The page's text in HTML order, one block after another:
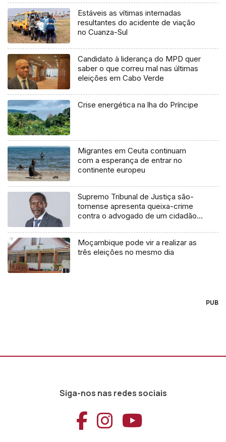
Estáveis as vítimas internadas
resultantes do acidente de viação
no Cuanza-Sul
Candidato à liderança do MPD quer
saber o que correu mal nas últimas
eleições em Cabo Verde
Crise energética na lha do Príncipe
Migrantes em Ceuta continuam
com a esperança de entrar no
continente europeu
Supremo Tribunal de Justiça são-
tomense apresenta queixa-crime
contra o advogado de um cidadão
Moçambique pode vir a realizar as
três eleições no mesmo dia
PUB
Siga-nos nas redes sociais
Aceder ao
Aceder ao
Aceder